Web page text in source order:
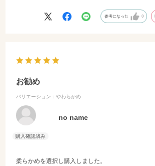
に放置しなければもっと長く使えたと思う…
今回はプレゼント用にも購入しました。とても喜ん
ちょうど良かったです
参考になった 0
お勧め
バリエーション：やわらかめ
no name
柔らかめを選択し購入しました。